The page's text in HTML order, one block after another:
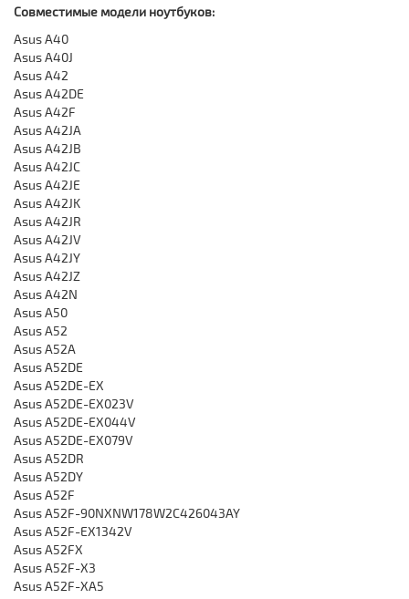
Совместимые модели ноутбуков:
Asus A40
Asus A40J
Asus A42
Asus A42DE
Asus A42F
Asus A42JA
Asus A42JB
Asus A42JC
Asus A42JE
Asus A42JK
Asus A42JR
Asus A42JV
Asus A42JY
Asus A42JZ
Asus A42N
Asus A50
Asus A52
Asus A52A
Asus A52DE
Asus A52DE-EX
Asus A52DE-EX023V
Asus A52DE-EX044V
Asus A52DE-EX079V
Asus A52DR
Asus A52DY
Asus A52F
Asus A52F-90NXNW178W2C426043AY
Asus A52F-EX1342V
Asus A52FX
Asus A52F-X3
Asus A52F-XA5